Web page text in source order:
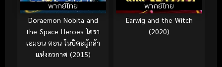
พากย์ไทย
Doraemon Nobita and
the Space Heroes โดรา
เอมอน ตอน โนบิตะผู้กล้า
แห่งอวกาศ (2015)
พากย์ไทย
Earwig and the Witch
(2020)